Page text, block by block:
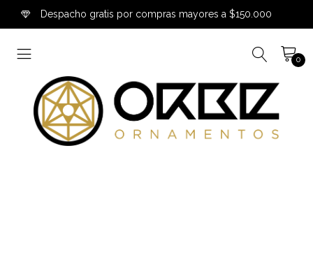
Despacho gratis por compras mayores a $150.000
0